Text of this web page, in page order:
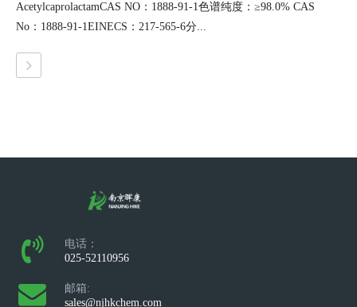
AcetylcaprolactamCAS NO：1888-91-1色谱纯度：≥98.0% CAS
No：1888-91-1EINECS：217-565-6分...
电话：
025-52110956
邮箱:
sales@njhkchem.com